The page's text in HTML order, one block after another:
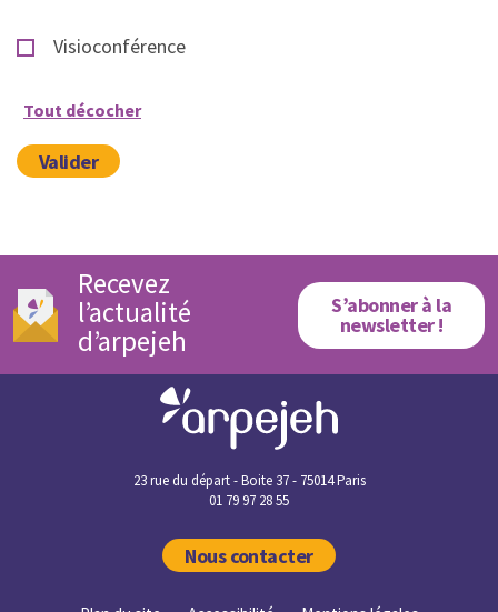
Visioconférence
Tout décocher
Valider
Recevez
l’actualité
d’arpejeh
S’abonner à la
newsletter !
23 rue du départ - Boite 37 - 75014 Paris
01 79 97 28 55
Nous contacter